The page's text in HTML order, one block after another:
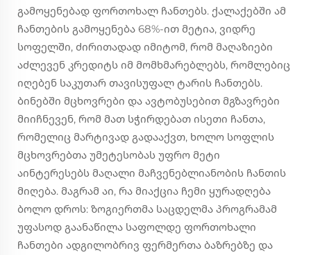
გამოყენებად ფორთოხალ ჩანთებს. ქალაქებში ამ
ჩანთების გამოყენება 68%-ით მეტია, ვიდრე
სოფელში, ძირითადად იმიტომ, რომ მაღაზიები
აძლევენ კრედიტს იმ მომხმარებლებს, რომლებიც
იღებენ საკუთარ თავისუფალ ტარის ჩანთებს.
ბინებში მცხოვრები და ავტობუსებით მგზავრები
მიიჩნევენ, რომ მათ სჭირდებათ ისეთი ჩანთა,
რომელიც მარტივად გადააქვთ, ხოლო სოფლის
მცხოვრებთა უმეტესობას უფრო მეტი
აინტერესებს მაღალი მაჩვენებლიანობის ჩანთის
მიღება. მაგრამ აი, რა მიაქცია ჩემი ყურადღება
ბოლო დროს: ზოგიერთმა საცდელმა პროგრამამ
უფასოდ გაანაწილა საფოლდე ფორთოხალი
ჩანთები ადგილობრივ ფერმერთა ბაზრებზე და